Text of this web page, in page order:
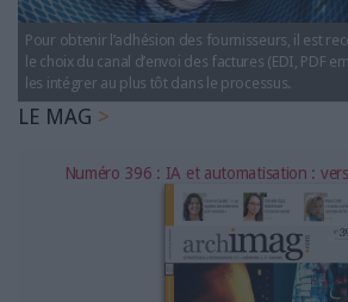
LES BASES DE DONNÉES
L'ESPACE EMPLOI
L'AGENDA
L'ANNUAIRE DES ACTEURS
LES SUPPLÉMENTS
NOS OFFRES D'ABONNEMENTS
Pour obtenir l’adhésion des fournisseurs, il est
le choix du canal d’envoi des factures (EDI, PDF
les intégrer au plus tôt dans le processus.
LE MAG
Numéro 396 : IA et automatisation :